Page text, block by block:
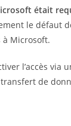
était
le défaut
à Microsoft.
l’accès
de